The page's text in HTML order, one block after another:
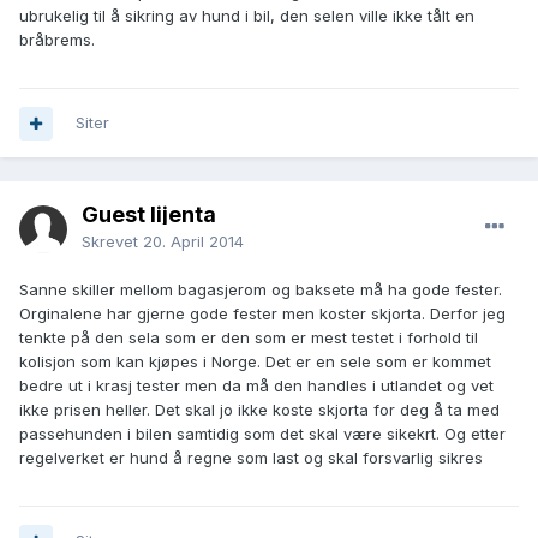
ubrukelig til å sikring av hund i bil, den selen ville ikke tålt en
bråbrems.
Siter
Guest lijenta
Skrevet 20. April 2014
Sanne skiller mellom bagasjerom og baksete må ha gode fester.
Orginalene har gjerne gode fester men koster skjorta. Derfor jeg
tenkte på den sela som er den som er mest testet i forhold til
kolisjon som kan kjøpes i Norge. Det er en sele som er kommet
bedre ut i krasj tester men da må den handles i utlandet og vet
ikke prisen heller. Det skal jo ikke koste skjorta for deg å ta med
passehunden i bilen samtidig som det skal være sikekrt. Og etter
regelverket er hund å regne som last og skal forsvarlig sikres